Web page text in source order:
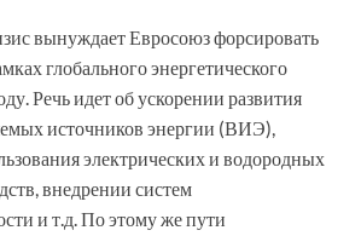
вынуждает Евросоюз форсировать
глобального энергетического
Речь идет об ускорении развития
источников энергии (ВИЭ),
электрических и водородных
внедрении систем
и т.д. По этому же пути